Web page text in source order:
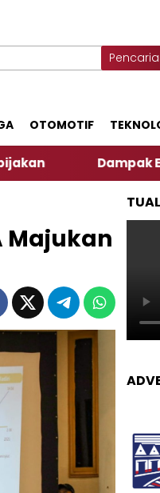
OTOMOTIF
Dampak El Nino,
Majukan